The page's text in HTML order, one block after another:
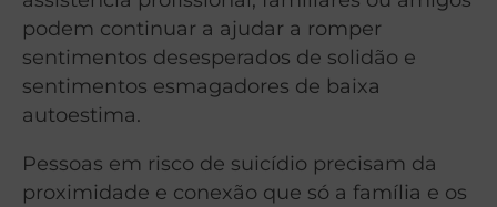
podem continuar a ajudar a romper
sentimentos desesperados de solidão e
sentimentos esmagadores de baixa
autoestima.
Pessoas em risco de suicídio precisam da
proximidade e conexão que só a família e os